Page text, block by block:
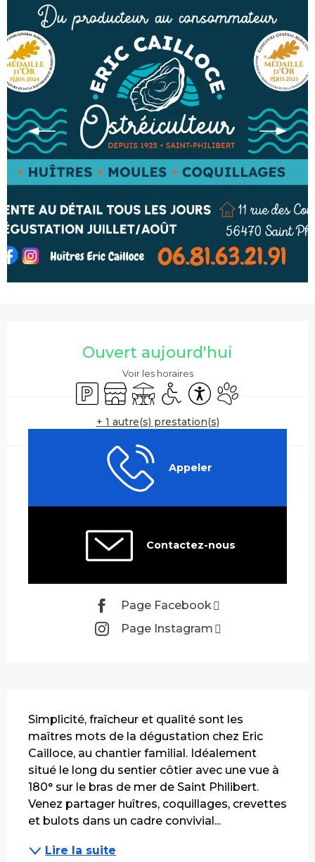
Ouvert aujourd'hui
Voir les horaires
ParkingBoutiqueTerrasseAccès handicapés
Accessibilité
Animaux
+ 1 autre(s) prestation(s)
Appeler
Contactez-nous
Page Facebook
Page Instagram
Simplicité, fraîcheur et qualité sont les
maîtres mots de la dégustation chez Eric
Cailloce, au chantier familial. Idéalement
situé le long du sentier côtier avec une vue à
180° sur le bras de mer de Saint Philibert.
Venez partager huîtres, coquillages, crevettes
et bulots dans un cadre convivial...
Lire la suite